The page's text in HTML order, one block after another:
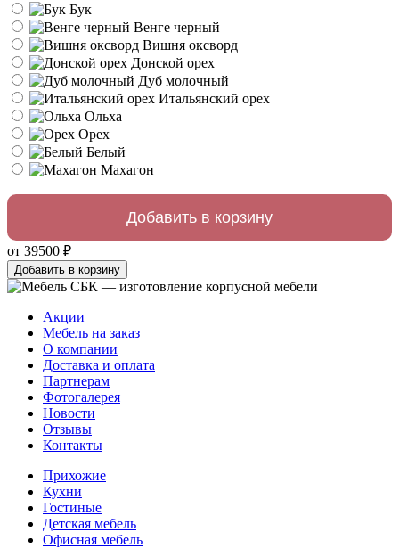
Бук
Венге черный
Вишня оксворд
Донской орех
Дуб молочный
Итальянский орех
Ольха
Орех
Белый
Махагон
от 39500 ₽
Добавить в корзину
Акции
Мебель на заказ
О компании
Доставка и оплата
Партнерам
Фотогалерея
Новости
Отзывы
Контакты
Прихожие
Кухни
Гостиные
Детская мебель
Офисная мебель